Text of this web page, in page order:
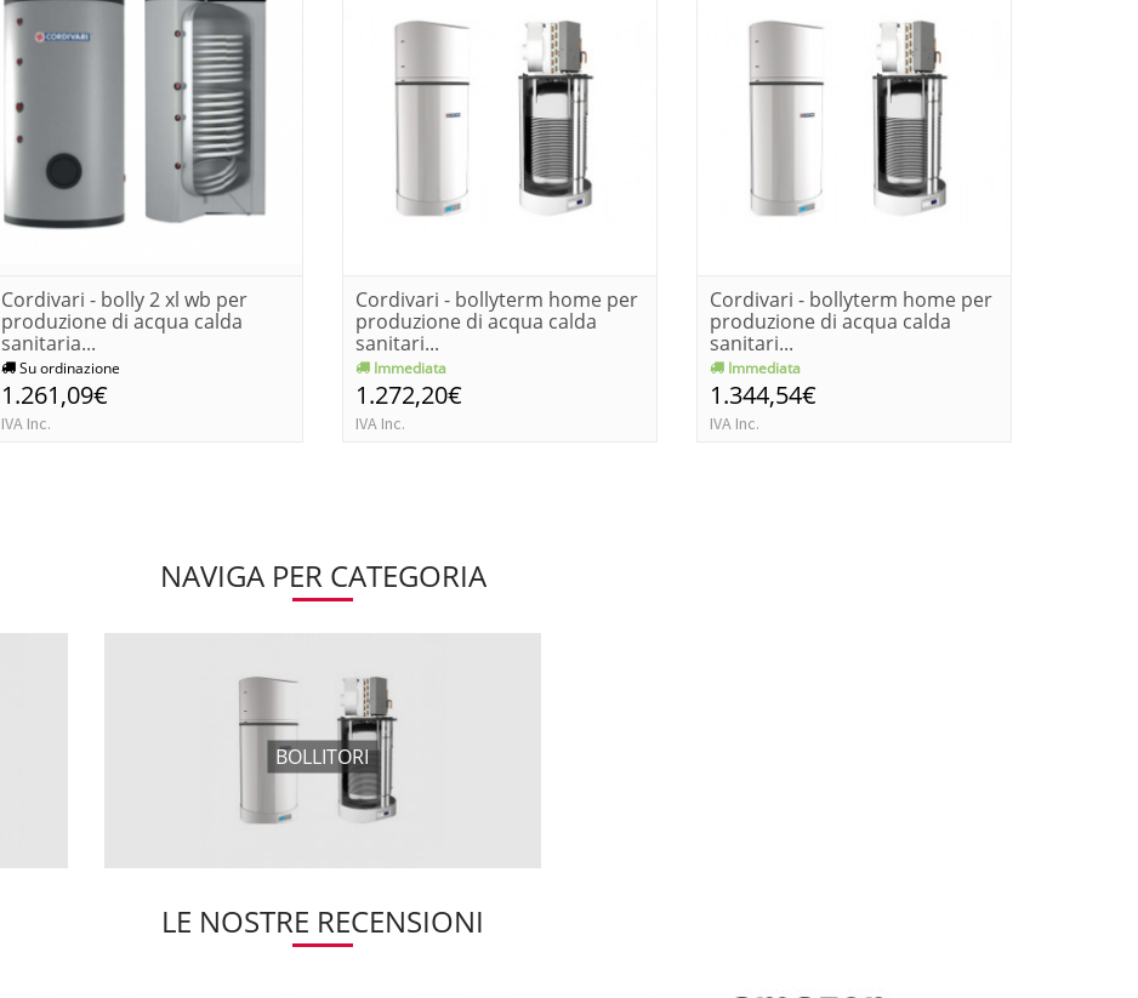
Cordivari - bolly 2 xl wb per
produzione di acqua calda
sanitaria...
Su ordinazione
1.261,09€
IVA Inc.
Cordivari - bollyterm home per
produzione di acqua calda
sanitari...
Immediata
1.272,20€
IVA Inc.
Cordivari - bollyterm home per
produzione di acqua calda
sanitari...
Immediata
1.344,54€
IVA Inc.
NAVIGA PER CATEGORIA
BOLLITORI
LE NOSTRE RECENSIONI